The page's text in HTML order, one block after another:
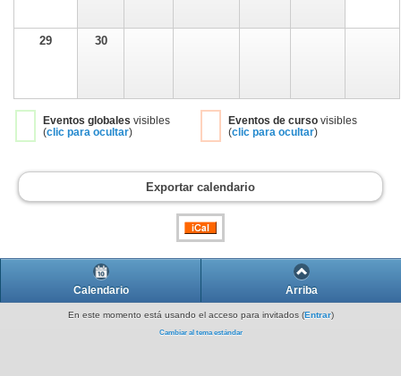
29 30
Eventos globales visibles
(clic para ocultar)
Eventos de cursovisibles
(clic para ocultar)
Exportar calendario
Calendario Arriba
En este momento está usando el acceso para invitados (Entrar)
Cambiar al tema estándar